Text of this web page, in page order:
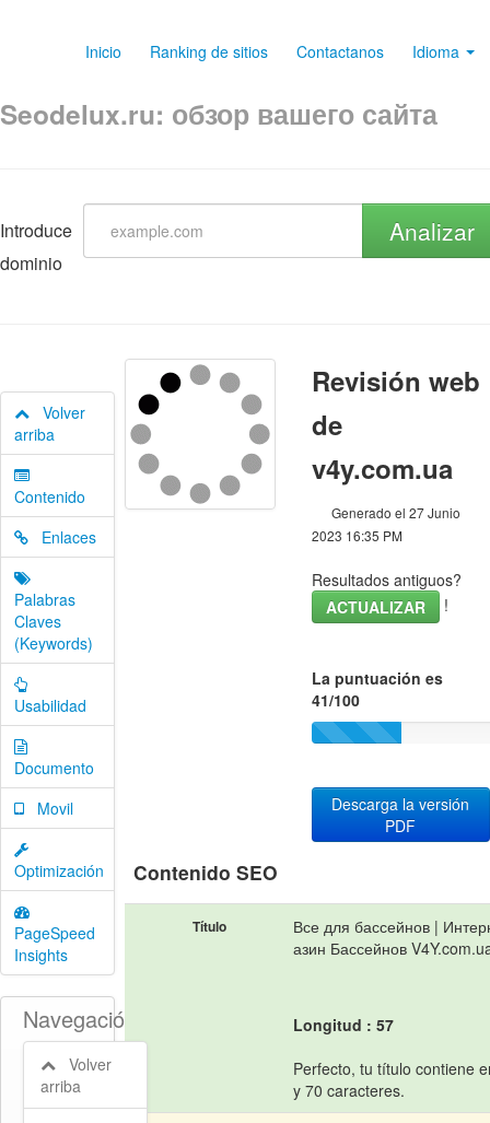
Inicio Ranking de sitios Contactanos Idioma
Seodelux.ru: обзор вашего сайта
Introduce
dominio
Analizar
Volver
arriba
Contenido
Enlaces
Palabras
Claves
(Keywords)
Usabilidad
Documento
Movil
Optimización
PageSpeed
Insights
Navegación
Volver
arriba
Revisión web
de
v4y.com.ua
Generado el 27 Junio
2023 16:35 PM
Resultados antiguos?
ACTUALIZAR
!
La puntuación es
41/100
Descarga la versión
PDF
Contenido SEO
Título
Все для бассейнов |
азин Бассейнов
Longitud : 57
Perfecto, tu título contiene
y 70 caracteres.